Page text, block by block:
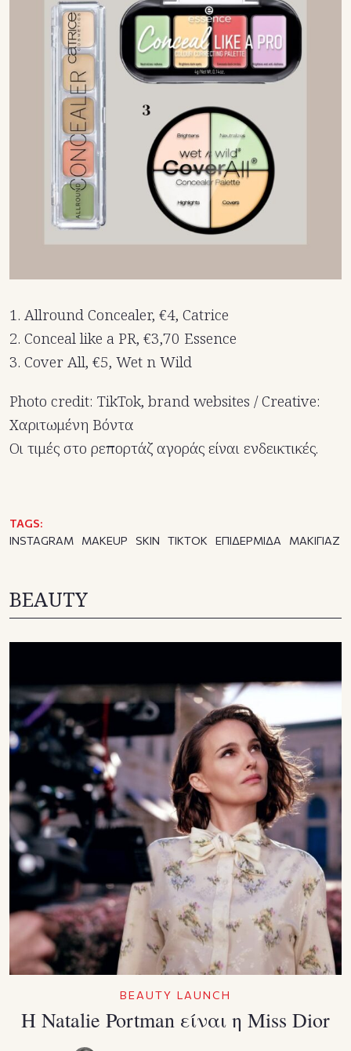
1. Allround Concealer, €4, Catrice
2. Conceal like a PR, €3,70 Essence
3. Cover All, €5, Wet n Wild
Photo credit: TikTok, brand websites / Creative:
Χαριτωμένη Βόντα
Οι τιμές στο ρεπορτάζ αγοράς είναι ενδεικτικές.
TAGS:
INSTAGRAM
MAKEUP SKIN TIKTOK ΕΠΙΔΕΡΜΙΔΑ ΜΑΚΙΓΙΑΖ
BEAUTY
BEAUTY LAUNCH
Η Natalie Portman είναι η Miss Dior